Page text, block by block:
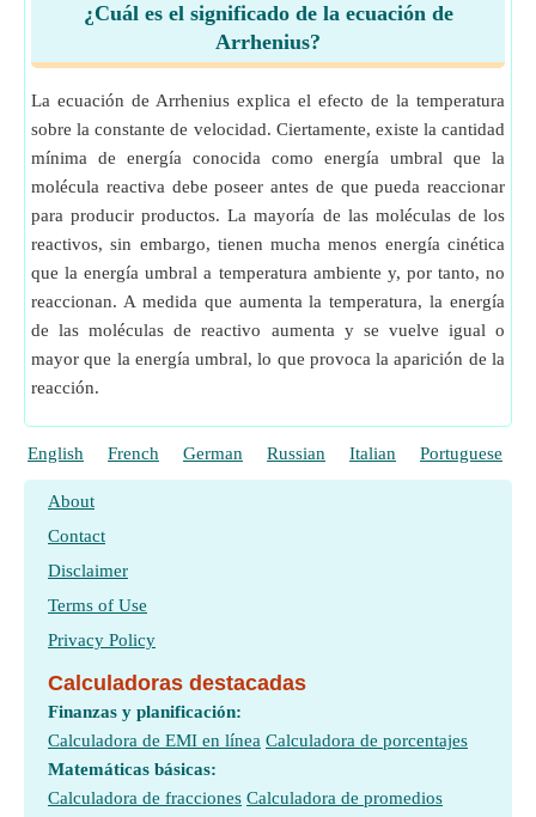
¿Cuál es el significado de la ecuación de
Arrhenius?
La ecuación de Arrhenius explica el efecto de la temperatura
sobre la constante de velocidad. Ciertamente, existe la cantidad
mínima de energía conocida como energía umbral que la
molécula reactiva debe poseer antes de que pueda reaccionar
para producir productos. La mayoría de las moléculas de los
reactivos, sin embargo, tienen mucha menos energía cinética
que la energía umbral a temperatura ambiente y, por tanto, no
reaccionan. A medida que aumenta la temperatura, la energía
de las moléculas de reactivo aumenta y se vuelve igual o
mayor que la energía umbral, lo que provoca la aparición de la
reacción.
English French German Russian Italian Portuguese
About
Contact
Disclaimer
Terms of Use
Privacy Policy
Calculadoras destacadas
Finanzas y planificación:
Calculadora de EMI en línea Calculadora de porcentajes
Matemáticas básicas:
Calculadora de fracciones Calculadora de promedios